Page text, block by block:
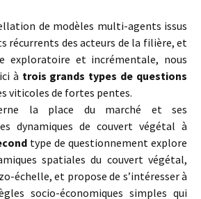
de modèles multi-agents issus
récurrents des acteurs de la filière, et
exploratoire et incrémentale, nous
à trois grands types de questions
viticoles de fortes pentes.
la place du marché et ses
dynamiques de couvert végétal à
type de questionnement explore
spatiales du couvert végétal,
échelle, et propose de s’intéresser à
socio-économiques simples qui